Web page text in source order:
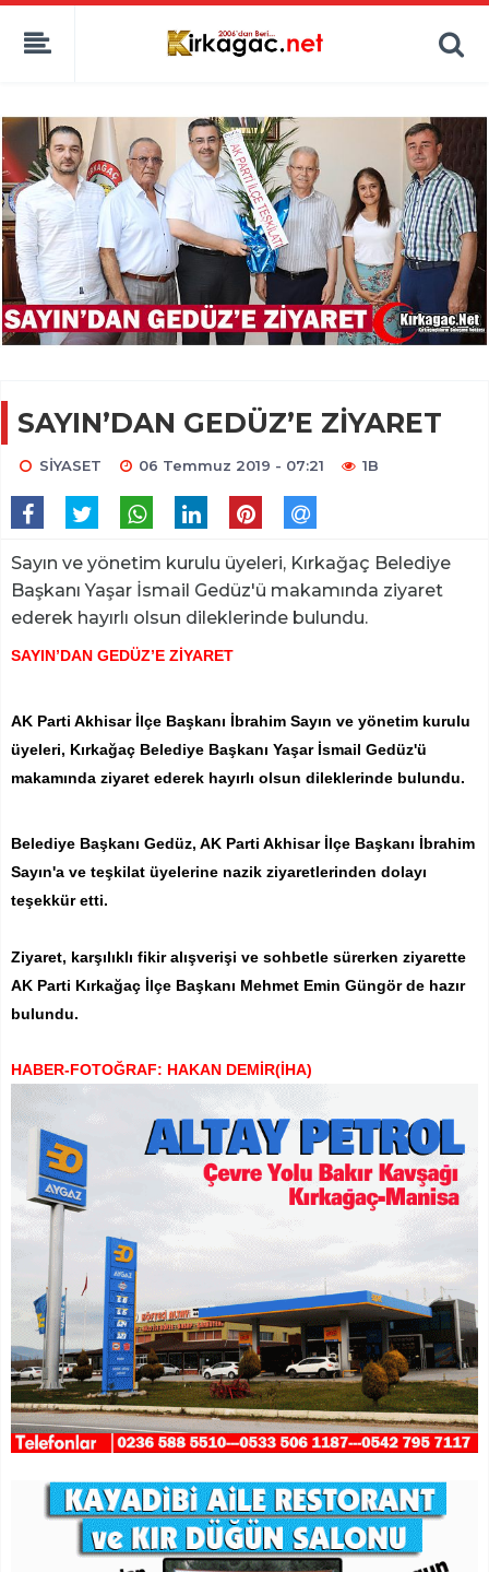
SAYIN’DAN GEDÜZ’E ZİYARET
SİYASET 06 Temmuz 2019 - 07:21 1B
Sayın ve yönetim kurulu üyeleri, Kırkağaç Belediye
Başkanı Yaşar İsmail Gedüz'ü makamında ziyaret
ederek hayırlı olsun dileklerinde bulundu.
SAYIN’DAN GEDÜZ’E ZİYARET
AK Parti Akhisar İlçe Başkanı İbrahim Sayın ve yönetim kurulu
üyeleri, Kırkağaç Belediye Başkanı Yaşar İsmail Gedüz'ü
makamında ziyaret ederek hayırlı olsun dileklerinde bulundu.
Belediye Başkanı Gedüz, AK Parti Akhisar İlçe Başkanı İbrahim
Sayın'a ve teşkilat üyelerine nazik ziyaretlerinden dolayı
teşekkür etti.
Ziyaret, karşılıklı fikir alışverişi ve sohbetle sürerken ziyarette
AK Parti Kırkağaç İlçe Başkanı Mehmet Emin Güngör de hazır
bulundu.
HABER-FOTOĞRAF: HAKAN DEMİR(İHA)